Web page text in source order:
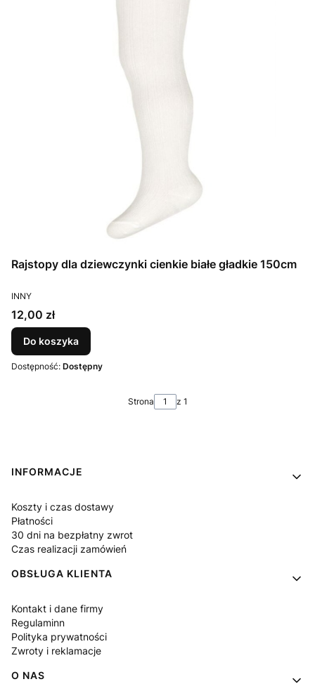
Rajstopy dla dziewczynki cienkie białe gładkie 150cm
PRODUCENT
INNY
Cena
12,00 zł
Do koszyka
Dostępność: Dostępny
Strona z 1
Linki w stopce
INFORMACJE
Koszty i czas dostawy
Płatności
30 dni na bezpłatny zwrot
Czas realizacji zamówień
OBSŁUGA KLIENTA
Kontakt i dane firmy
Regulaminn
Polityka prywatności
Zwroty i reklamacje
O NAS